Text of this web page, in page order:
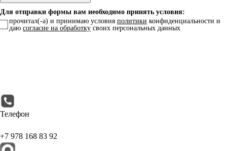
Для отправки формы вам необходимо принять условия:
прочитал(-а) и принимаю условия политики конфиденциальности и
даю согласие на обработку своих персональных данных
Телефон
+7 978 168 83 92